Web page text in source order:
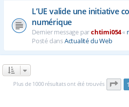
L’UE valide une initiative
numérique
Dernier message parchtimi054«
Posté dansActualité du Web
Plus de 1000 résultats ont été trouvés 1